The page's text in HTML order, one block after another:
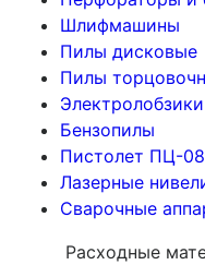
Шлифмашины
Пилы дисковые
Пилы
Электролобзики
Бензопилы
Пистолет ПЦ-08
Лазерные
Сварочные
Расходные